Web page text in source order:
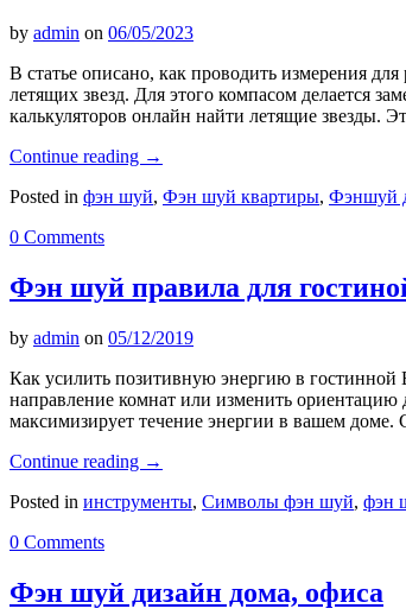
by admin on 06/05/2023
В статье описано, как проводить измерения
летящих звезд. Для этого компасом делается
калькуляторов онлайн найти летящие звезды.
Continue reading →
Posted in фэн шуй, Фэн шуй квартиры, Фэншуй
0 Comments
Фэн шуй правила для
by admin on 05/12/2019
Как усилить позитивную энергию в
направление комнат или изменить
максимизирует течение энергии в вашем
Continue reading →
Posted in инструменты, Символы фэн шуй, фэн
0 Comments
Фэн шуй дизайн дома, офиса